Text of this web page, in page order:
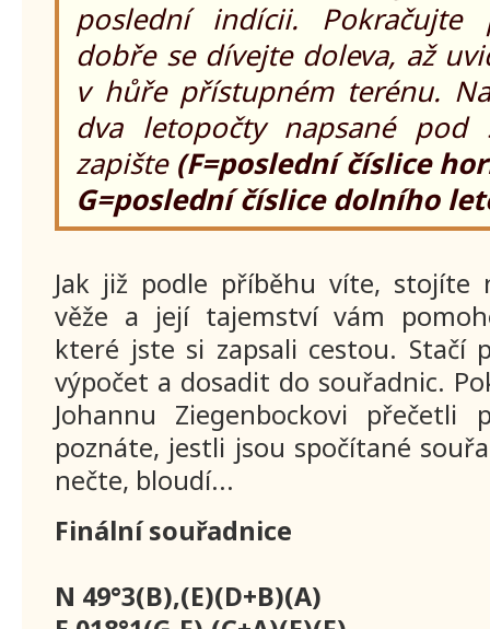
poslední indícii.
dobře se dívejte doleva, až
v hůře přístupném terénu.
dva letopočty napsané pod
zapište (F=poslední číslice
G=poslední číslice dolního
Jak již podle příběhu víte, stojíte
věže a její tajemství vám
které jste si zapsali cestou. Stačí
výpočet a dosadit do souřadnic.
Johannu Ziegenbockovi přečetli
poznáte, jestli jsou spočítané
nečte, bloudí...
Finální souřadnice
N 49°3(B),(E)(D+B)(A)